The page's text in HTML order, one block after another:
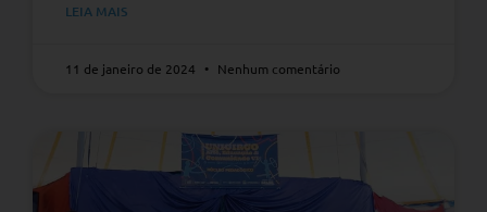
LEIA MAIS
11 de janeiro de 2024 Nenhum comentário